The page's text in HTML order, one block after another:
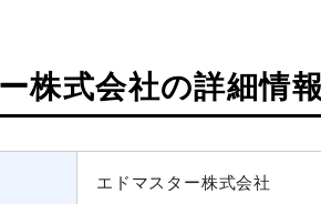
株式会社の詳細情報
エドマスター株式会社